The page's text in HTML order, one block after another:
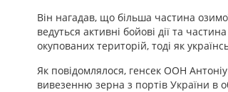
Він нагадав, що більша частина
ведуться активні бойові дії та
окупованих територій, тоді як
Як повідомлялося, генсек ООН
вивезенню зерна з портів України в